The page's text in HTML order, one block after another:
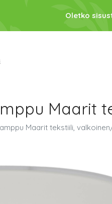
Oletko
Maarit
Maarit tekstiili,